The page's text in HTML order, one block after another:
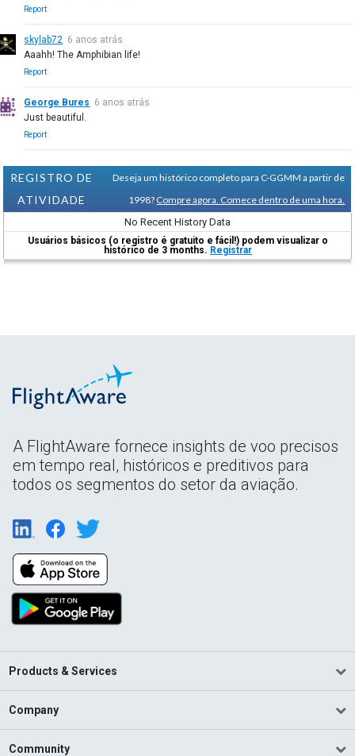
Report
skylab72 6 anos atrás
Aaahh! The Amphibian life!
Report
George Bures 6 anos atrás
Just beautiful.
Report
REGISTRO DE
ATIVIDADE
Deseja um histórico completo para C-GGMM a partir de
1998? Compre agora. Comece dentro de uma hora.
No Recent History Data
Usuários básicos (o registro é gratuito e fácil!) podem visualizar o
histórico de 3 months. Registrar
A FlightAware fornece insights de voo precisos
em tempo real, históricos e preditivos para
todos os segmentos do setor da aviação.
Products & Services
Company
Community